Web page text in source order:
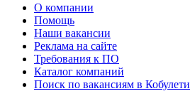
О компании
Помощь
Наши вакансии
Реклама на сайте
Требования к ПО
Каталог компаний
Поиск по вакансиям в Кобулети